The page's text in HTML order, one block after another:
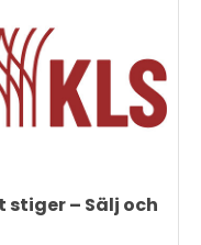
– Sälj och